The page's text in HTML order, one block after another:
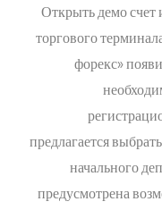
Открыть демо
торгового
форекс»
предлагается
начального
предусмотрена